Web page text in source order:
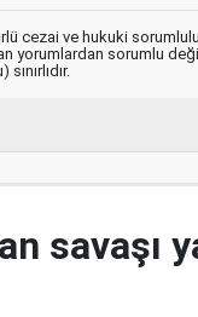
cezai ve hukuki
yorumlardan sorumlu
savaşı